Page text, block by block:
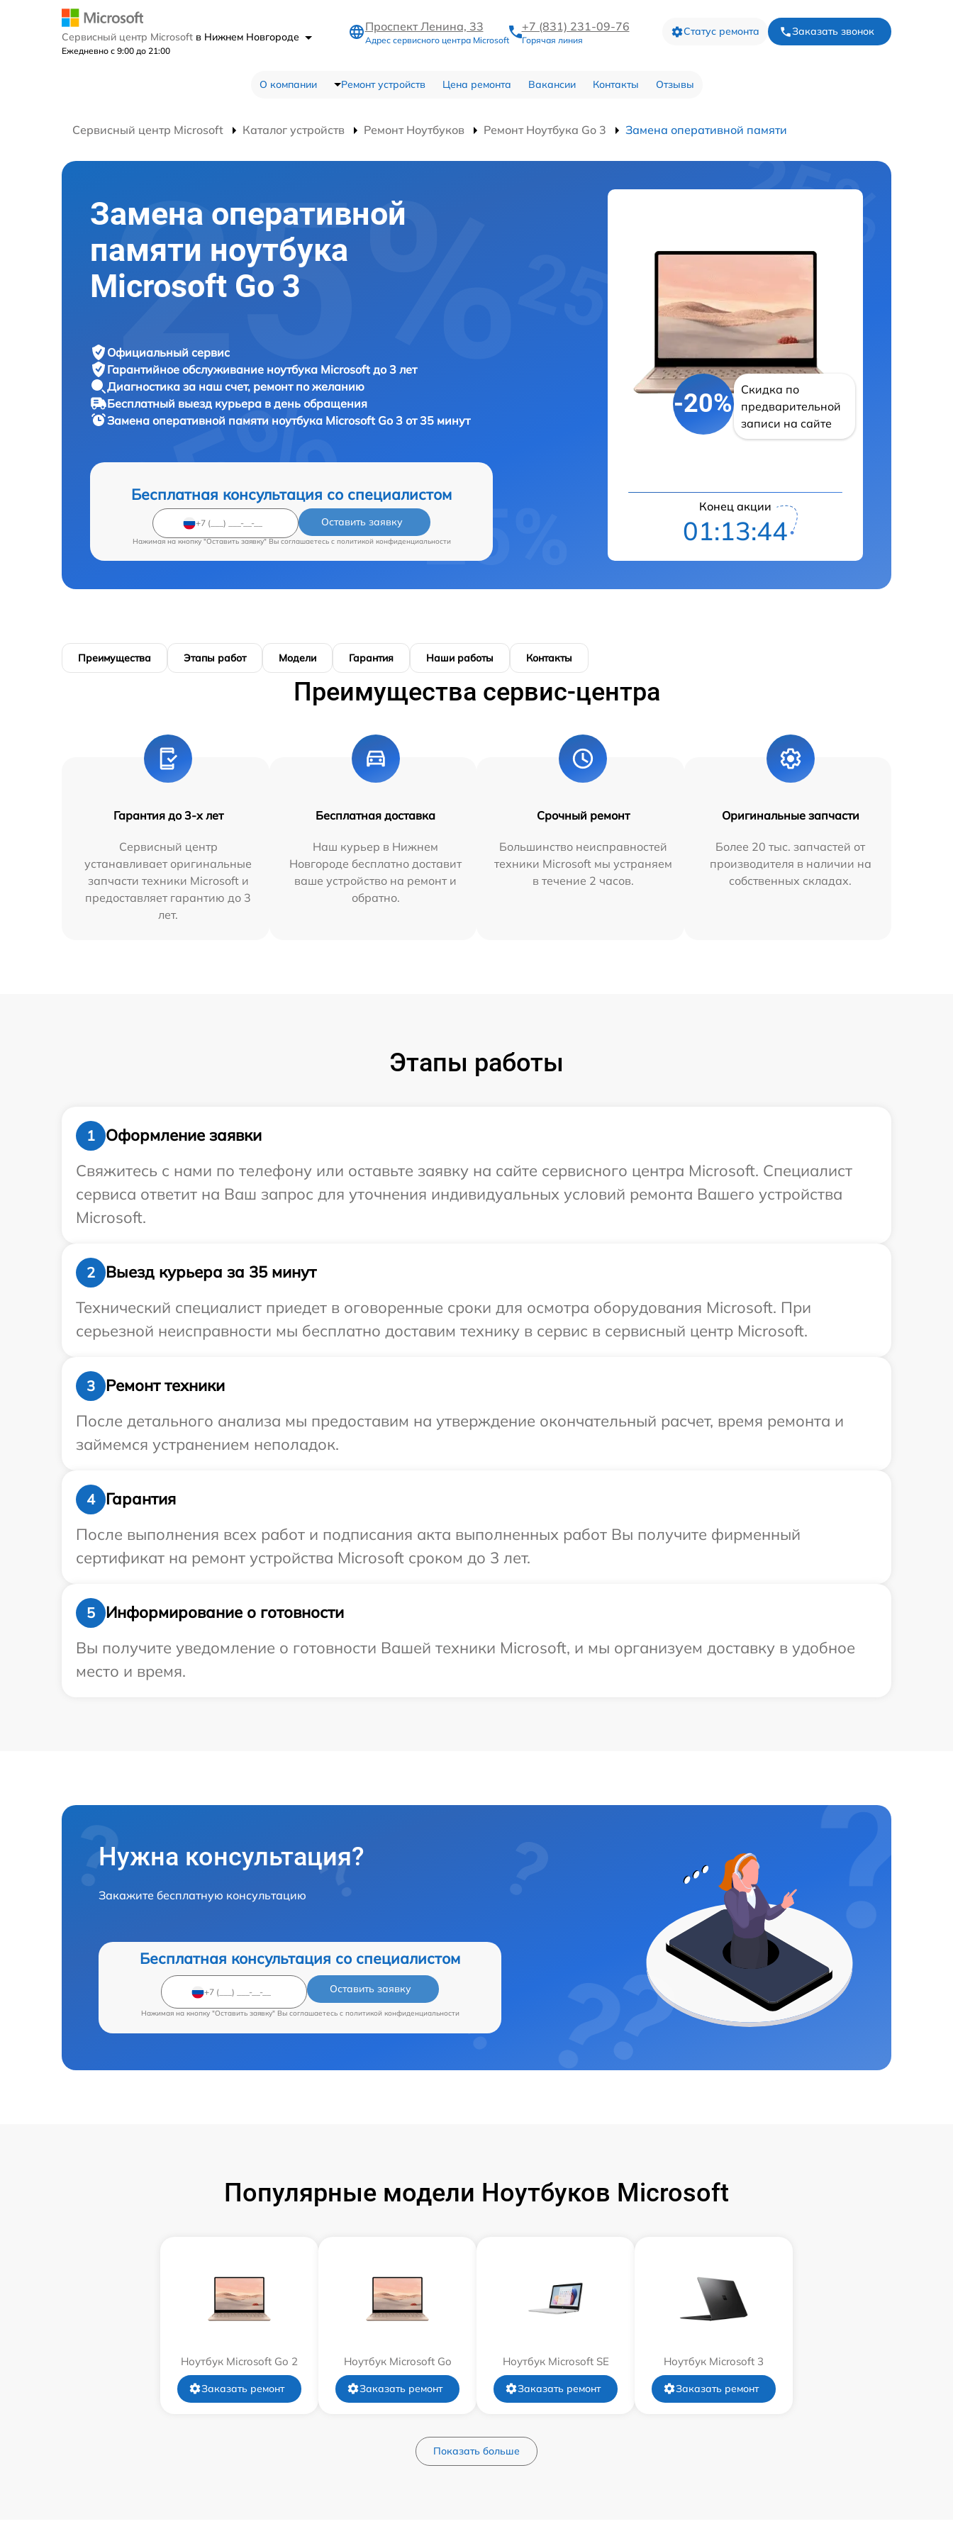
Сервисный центр Microsoft в Нижнем Новгороде
Ежедневно с 9:00 до 21:00
Проспект Ленина, 33
Адрес сервисного центра Microsoft
+7 (831) 231-09-76
Горячая линия
Статус ремонта Заказать звонок
О компании Ремонт устройств Цена ремонта Вакансии Контакты Отзывы
Сервисный центр Microsoft Каталог устройств Ремонт Ноутбуков Ремонт Ноутбука Go 3 Замена оперативной памяти
Замена оперативной
памяти ноутбука
Microsoft Go 3
Официальный сервис
Гарантийное обслуживание ноутбука Microsoft до 3 лет
Диагностика за наш счет, ремонт по желанию
Бесплатный выезд курьера в день обращения
Замена оперативной памяти ноутбука Microsoft Go 3 от 35 минут
Бесплатная консультация со специалистом
Оставить заявку
Нажимая на кнопку "Оставить заявку" Вы соглашаетесь c политикой конфиденциальности
-20%
Скидка по
предварительной
записи на сайте
Конец акции
01:13:43
Преимущества Этапы работ Модели Гарантия Наши работы Контакты
Преимущества сервис-центра
Гарантия до 3-х лет
Сервисный центр
устанавливает оригинальные
запчасти техники Microsoft и
предоставляет гарантию до 3
лет.
Бесплатная доставка
Наш курьер в Нижнем
Новгороде бесплатно доставит
ваше устройство на ремонт и
обратно.
Срочный ремонт
Большинство неисправностей
техники Microsoft мы устраняем
в течение 2 часов.
Оригинальные запчасти
Более 20 тыс. запчастей от
производителя в наличии на
собственных складах.
Этапы работы
1
Оформление заявки
Свяжитесь с нами по телефону или оставьте заявку на сайте сервисного центра Microsoft. Специалист
сервиса ответит на Ваш запрос для уточнения индивидуальных условий ремонта Вашего устройства
Microsoft.
2
Выезд курьера за 35 минут
Технический специалист приедет в оговоренные сроки для осмотра оборудования Microsoft. При
серьезной неисправности мы бесплатно доставим технику в сервис в сервисный центр Microsoft.
3
Ремонт техники
После детального анализа мы предоставим на утверждение окончательный расчет, время ремонта и
займемся устранением неполадок.
4
Гарантия
После выполнения всех работ и подписания акта выполненных работ Вы получите фирменный
сертификат на ремонт устройства Microsoft сроком до 3 лет.
5
Информирование о готовности
Вы получите уведомление о готовности Вашей техники Microsoft, и мы организуем доставку в удобное
место и время.
Нужна консультация?
Закажите бесплатную консультацию
Бесплатная консультация со специалистом
Оставить заявку
Нажимая на кнопку "Оставить заявку" Вы соглашаетесь c политикой конфиденциальности
Популярные модели Ноутбуков Microsoft
Ноутбук Microsoft Go 2
Заказать ремонт
Ноутбук Microsoft Go
Заказать ремонт
Ноутбук Microsoft SE
Заказать ремонт
Ноутбук Microsoft 3
Заказать ремонт
Показать больше